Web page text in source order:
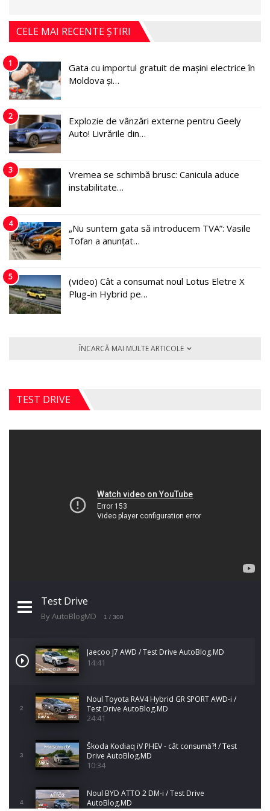
CELE MAI RECENTE ȘTIRI
1
Gata cu importul gratuit de mașini electrice în
Moldova și…
2
Explozie de vânzări externe pentru Geely
Auto! Livrările din…
3
Vremea se schimbă brusc: Canicula aduce
instabilitate…
4
„Nu suntem gata să introducem TVA”: Vasile
Tofan a anunțat…
5
(video) Cât a consumat noul Lotus Eletre X
Plug-in Hybrid pe…
ÎNCARCĂ MAI MULTE ARTICOLE
TEST DRIVE
Test Drive
By AutoBlogMD 1 / 300
Jaecoo J7 AWD / Test Drive AutoBlog.MD
14:41
2
Noul Toyota RAV4 Hybrid GR SPORT AWD-i /
Test Drive AutoBlog.MD
24:41
3
Škoda Kodiaq iV PHEV - cât consumă?! / Test
Drive AutoBlog.MD
10:34
4
Noul BYD ATTO 2 DM-i / Test Drive
AutoBlog.MD